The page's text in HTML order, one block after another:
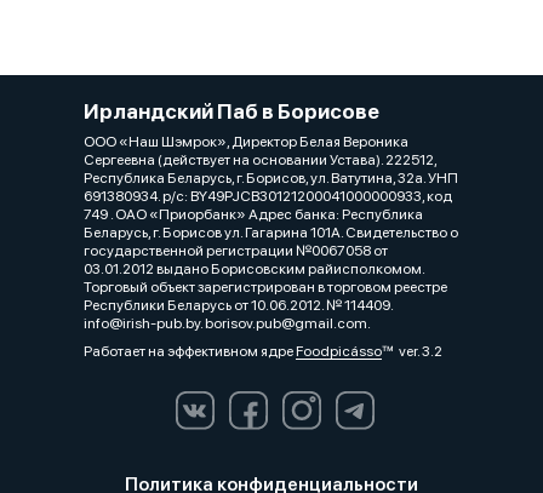
Ирландский Паб в Борисове
ООО «Наш Шэмрок», Директор Белая Вероника
Сергеевна (действует на основании Устава). 222512,
Республика Беларусь, г. Борисов, ул. Ватутина, 32а. УНП
691380934. р/с: BY49PJCB30121200041000000933, код
749 . ОАО «Приорбанк» Адрес банка: Республика
Беларусь, г. Борисов ул. Гагарина 101А. Свидетельство о
государственной регистрации №0067058 от
03.01.2012 выдано Борисовским райисполкомом.
Торговый объект зарегистрирован в торговом реестре
Республики Беларусь от 10.06.2012. № 114409.
info@irish-pub.by. borisov.pub@gmail.com.
Работает на эффективном ядреFoodpicássover. 3.2
Политика конфиденциальности